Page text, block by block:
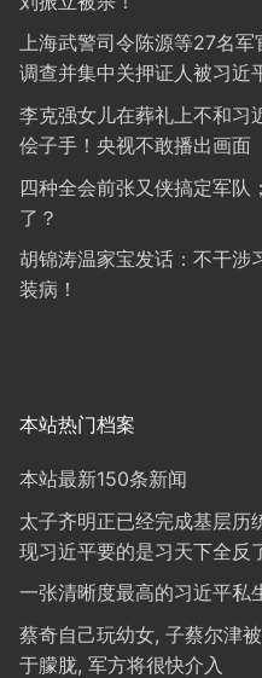
上海武警司令陈源等27名
调查并集中关押证人被习近
李克强女儿在葬礼上不和习
侩子手！央视不敢播出画面
四种全会前张又侠搞定军队
了？
胡锦涛温家宝发话：不干涉
装病！
本站热门档案
本站最新150条新闻
太子齐明正已经完成基层历
现习近平要的是习天下全反
一张清晰度最高的习近平私
蔡奇自己玩幼女, 子蔡尔津
于朦胧, 军方将很快介入